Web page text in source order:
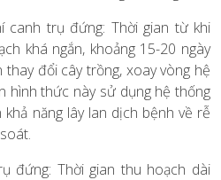
canh trụ đứng: Thời gian từ khi
khá ngắn, khoảng 15-20 ngày
đổi cây trồng, xoay vòng hệ
hình thức này sử dụng hệ thống
năng lây lan dịch bệnh về rễ
đứng: Thời gian thu hoạch dài